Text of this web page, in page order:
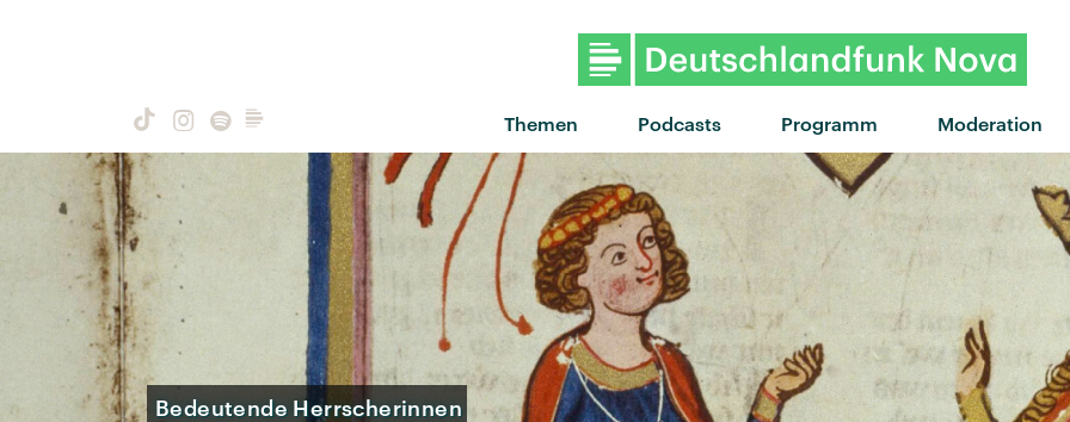
Themen Podcasts Programm Moderation
"Unstoppable" von Superfood
Bedeutende Herrscherinnen